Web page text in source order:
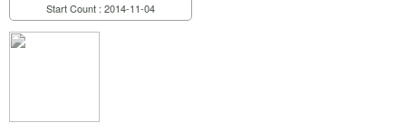
Start Count : 2014-11-04